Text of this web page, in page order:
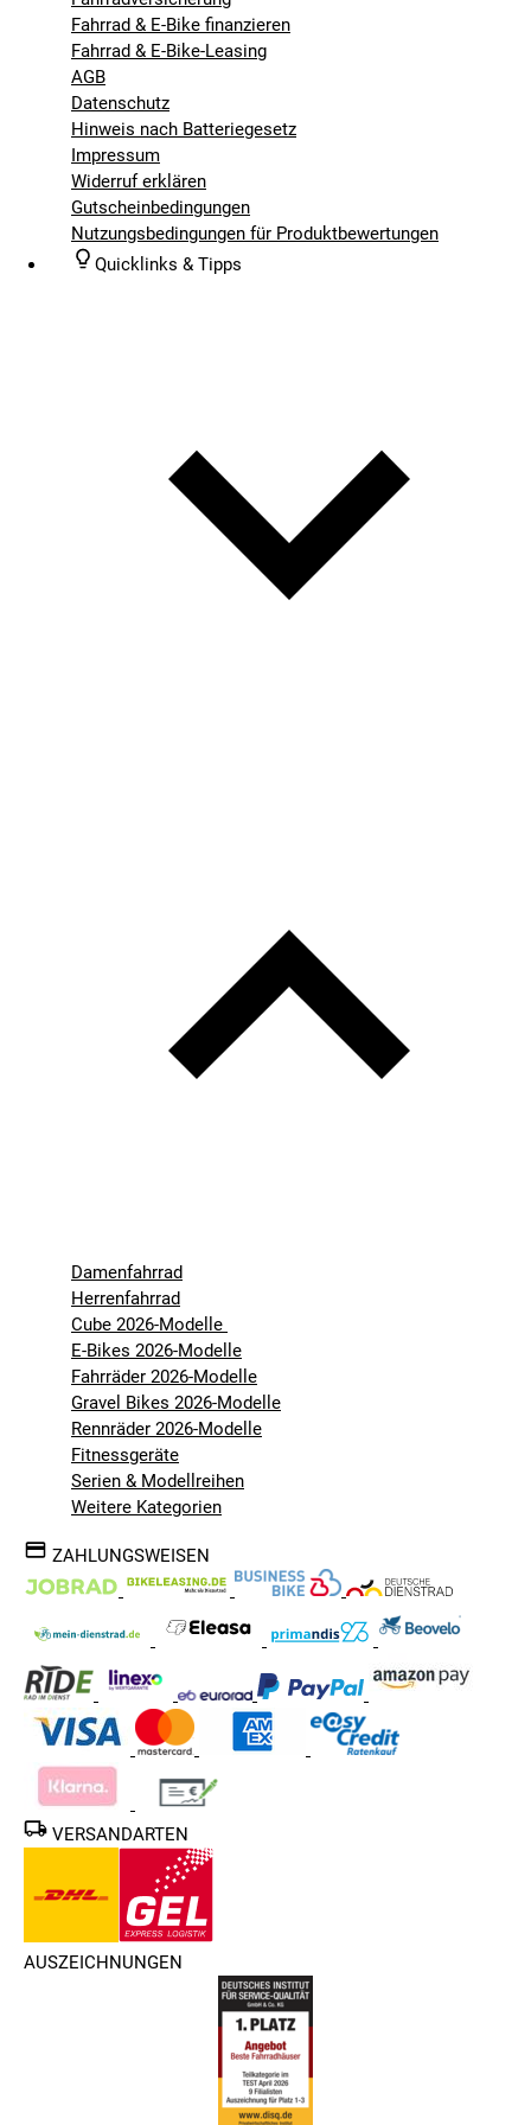
Fahrrad & E-Bike finanzieren
Fahrrad & E-Bike-Leasing
AGB
Datenschutz
Hinweis nach Batteriegesetz
Impressum
Widerruf erklären
Gutscheinbedingungen
Nutzungsbedingungen für Produktbewertungen
Quicklinks & Tipps
Damenfahrrad
Herrenfahrrad
Cube 2026-Modelle
E-Bikes 2026-Modelle
Fahrräder 2026-Modelle
Gravel Bikes 2026-Modelle
Rennräder 2026-Modelle
Fitnessgeräte
Serien & Modellreihen
Weitere Kategorien
ZAHLUNGSWEISEN
VERSANDARTEN
AUSZEICHNUNGEN